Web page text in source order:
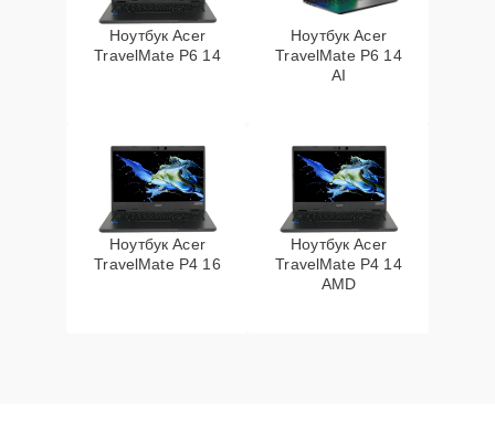
Ноутбук Acer
TravelMate P6 14
Ноутбук Acer
TravelMate P6 14
AI
Ноутбук Acer
TravelMate P4 16
Ноутбук Acer
TravelMate P4 14
AMD